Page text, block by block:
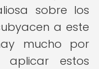
sobre los
a este
mucho por
aplicar estos